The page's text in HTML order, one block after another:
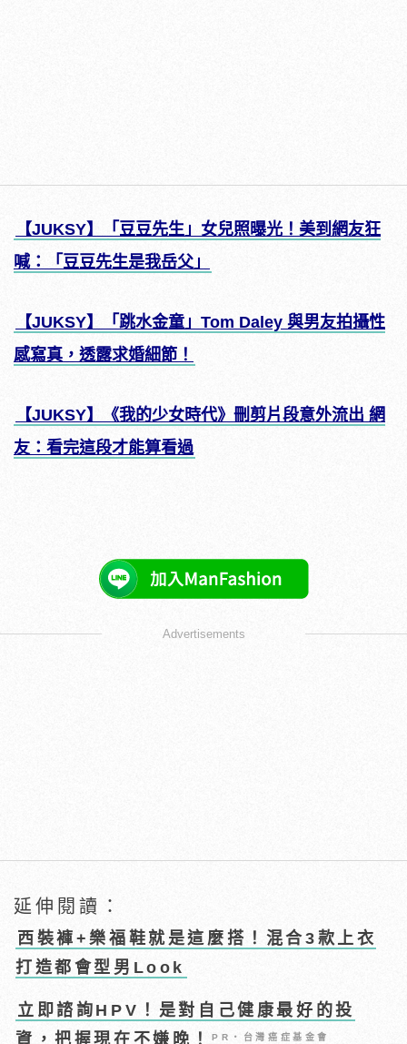
【JUKSY】「豆豆先生」女兒照曝光！美到網友狂
喊：「豆豆先生是我岳父」
【JUKSY】「跳水金童」Tom Daley 與男友拍攝性
感寫真，透露求婚細節！
【JUKSY】《我的少女時代》刪剪片段意外流出 網
友：看完這段才能算看過
Advertisements
延伸閱讀：
西裝褲+樂福鞋就是這麼搭！混合3款上衣
打造都會型男Look
立即諮詢HPV！是對自己健康最好的投
資，把握現在不嫌晚！PR・台灣癌症基金會